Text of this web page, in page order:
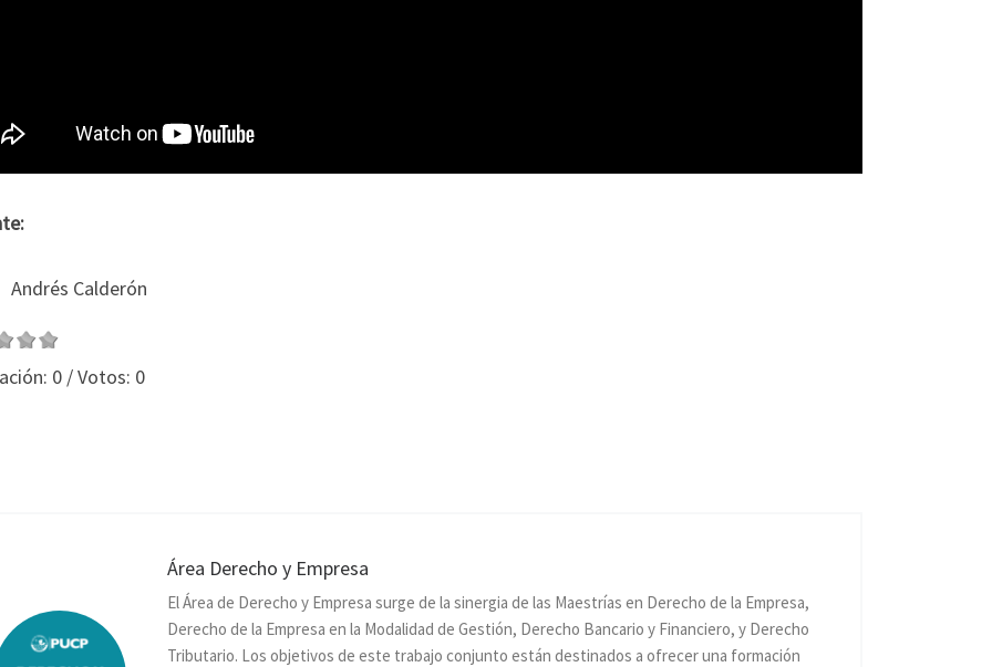
Andrés Calderón
0 / Votos: 0
Área Derecho y Empresa
El Área de Derecho y Empresa surge de la sinergia de las Maestrías en Derecho de la Empresa,
Derecho de la Empresa en la Modalidad de Gestión, Derecho Bancario y Financiero, y Derecho
Tributario. Los objetivos de este trabajo conjunto están destinados a ofrecer una formación